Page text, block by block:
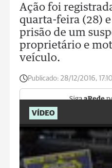
Ação foi
quarta-feira (28)
prisão de um
proprietário e
veículo.
Publicado: 28/12/2016, 17:10
SigaaRede
VÍDEO